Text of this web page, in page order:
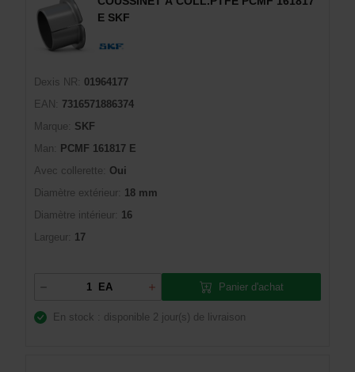
E SKF
Dexis NR:
01964177
EAN:
7316571886374
Marque:
SKF
Man:
PCMF 161817 E
Avec collerette:
Oui
Diamètre extérieur: 18 mm
Diamètre intérieur: 16
Largeur: 17
EA Panier d'achat
En stock : disponible 2 jour(s) de livraison